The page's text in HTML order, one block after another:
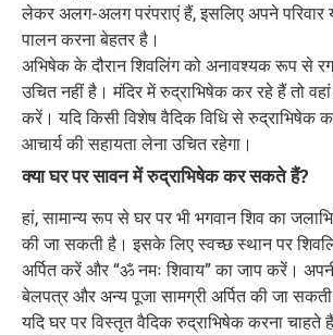
लेकर अलग-अलग परंपराएं हैं, इसलिए अपने परिवार
पालन करना बेहतर है।
अभिषेक के दौरान शिवलिंग को अनावश्यक रूप से
उचित नहीं है। मंदिर में रुद्राभिषेक कर रहे हैं तो
करें। यदि किसी विशेष वैदिक विधि से रुद्राभिषेक
आचार्य की सहायता लेना उचित रहेगा।
क्या घर पर सावन में रुद्राभिषेक कर सकते हैं?
हां, सामान्य रूप से घर पर भी भगवान शिव का
की जा सकती है। इसके लिए स्वच्छ स्थान पर
अर्पित करें और “ॐ नमः शिवाय” का जाप करें।
बेलपत्र और अन्य पूजा सामग्री अर्पित की जा
यदि घर पर विस्तृत वैदिक रुद्राभिषेक करना चाहते